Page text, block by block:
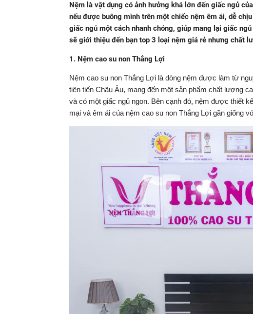
Nệm là vật dụng có ảnh hưởng khá lớn đến giấc ngủ
nếu được buông mình trên một chiếc nệm êm ái, dễ
giấc ngủ một cách nhanh chóng, giúp mang lại giấc
sẽ giới thiệu đến bạn top 3 loại nệm giá rẻ nhưng chất
1. Nệm cao su non Thắng Lợi
Nệm cao su non Thắng Lợi là dòng nệm được làm từ
tiên tiến Châu Âu, mang đến một sản phẩm chất lượng
và có một giấc ngủ ngon. Bên cạnh đó, nệm được thiết
mại và êm ái của nệm cao su non Thắng Lợi gần giống